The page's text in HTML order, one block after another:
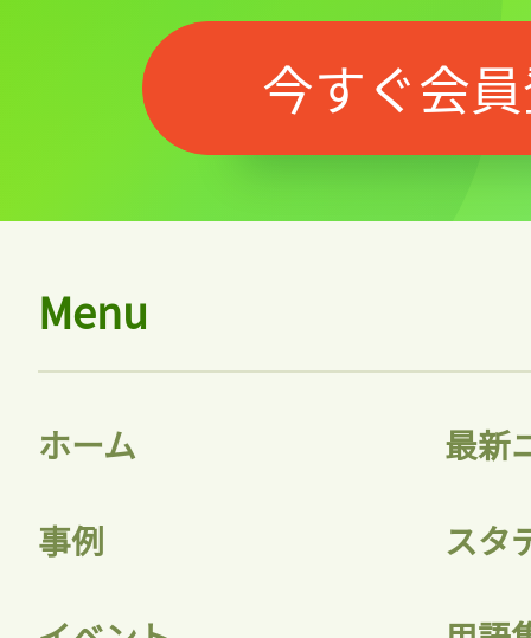
今すぐ会
Menu
ホーム 最新
事例 スタ